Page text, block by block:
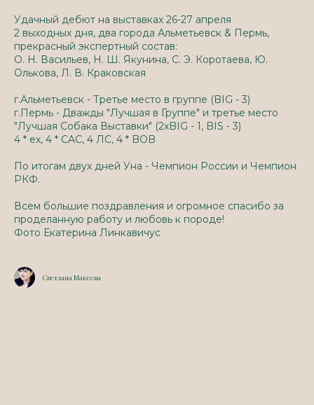
Удачный дебют на выставках 26-27 апреля
2 выходных дня, два города Альметьевск & Пермь,
прекрасный экспертный состав:
О. Н. Васильев, Н. Ш. Якунина, С. Э. Коротаева, Ю.
Олькова, Л. В. Краковская
г.Альметьевск - Третье место в группе (BIG - 3)
г.Пермь - Дважды "Лучшая в Группе" и третье место
"Лучшая Собака Выставки" (2хBIG - 1, BIS - 3)
4 * ex, 4 * CAC, 4 ЛС, 4 * BOB
По итогам двух дней Уна - Чемпион России и Чемпион
РКФ.
Всем большие поздравления и огромное спасибо за
проделанную работу и любовь к породе!
Фото Екатерина Линкавичус
Светлана Макеева